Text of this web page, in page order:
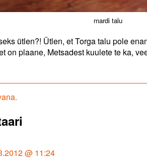
mardi talu
ütlen?! Ütlen, et Torga talu pole
on plaane, Metsadest kuulete te ka,
@ 11:24